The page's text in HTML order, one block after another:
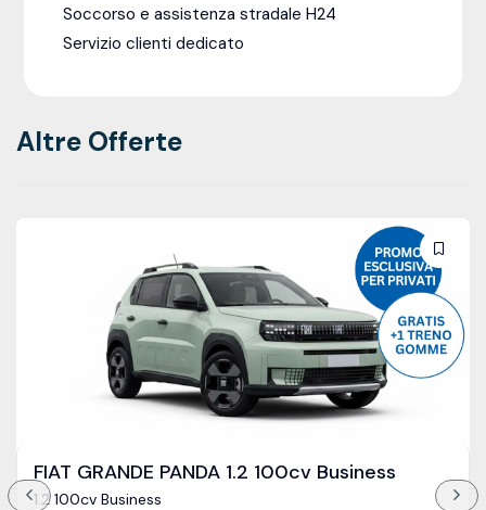
Soccorso e assistenza stradale H24
Servizio clienti dedicato
Altre Offerte
FIAT GRANDE PANDA 1.2 100cv Business
1.2 100cv Business